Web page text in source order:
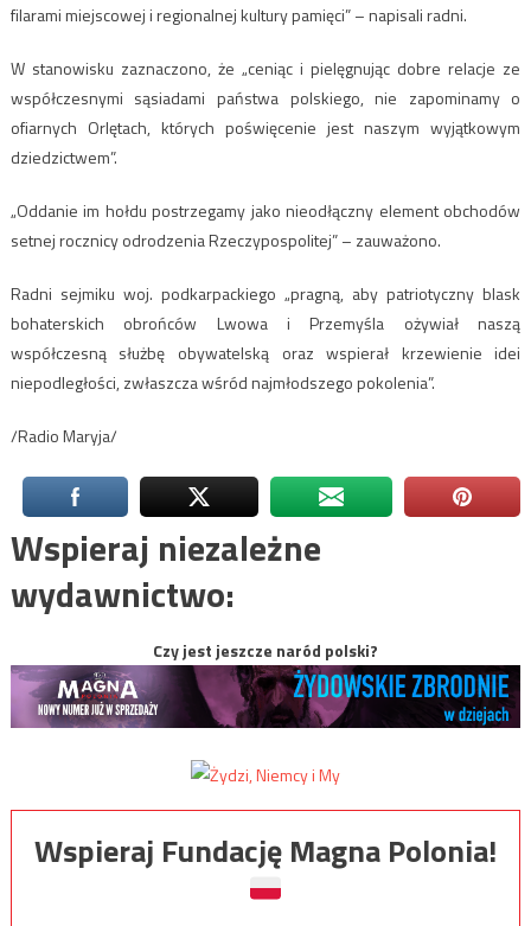
filarami miejscowej i regionalnej kultury pamięci” – napisali radni.
W stanowisku zaznaczono, że „ceniąc i pielęgnując dobre relacje ze
współczesnymi sąsiadami państwa polskiego, nie zapominamy o
ofiarnych Orlętach, których poświęcenie jest naszym wyjątkowym
dziedzictwem”.
„Oddanie im hołdu postrzegamy jako nieodłączny element obchodów
setnej rocznicy odrodzenia Rzeczypospolitej” – zauważono.
Radni sejmiku woj. podkarpackiego „pragną, aby patriotyczny blask
bohaterskich obrońców Lwowa i Przemyśla ożywiał naszą
współczesną służbę obywatelską oraz wspierał krzewienie idei
niepodległości, zwłaszcza wśród najmłodszego pokolenia”.
/Radio Maryja/
Wspieraj niezależne
wydawnictwo:
Czy jest jeszcze naród polski?
Wspieraj Fundację Magna Polonia!